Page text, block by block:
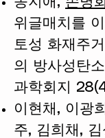
위글매치를
토성 화재주
의 방사성탄
과학회지
이현채, 이광
주, 김희채, 김